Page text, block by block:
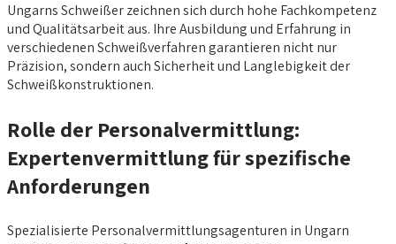
Ungarns Schweißer zeichnen sich durch hohe Fachkompetenz
und Qualitätsarbeit aus. Ihre Ausbildung und Erfahrung in
verschiedenen Schweißverfahren garantieren nicht nur
Präzision, sondern auch Sicherheit und Langlebigkeit der
Schweißkonstruktionen.
Rolle der Personalvermittlung:
Expertenvermittlung für spezifische
Anforderungen
Spezialisierte Personalvermittlungsagenturen in Ungarn